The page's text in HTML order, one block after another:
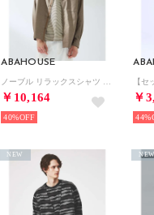
ABAHOUSE
￥10,164
40%
￥
44%
NEW